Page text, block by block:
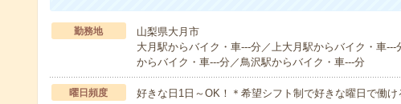
勤務地
山梨県大月市
大月駅からバイク・車---分／上大月駅からバイク・車
からバイク・車---分／鳥沢駅からバイク・車---分
曜日頻度 好きな日1日～OK！＊希望シフト制で好きな曜日で働け